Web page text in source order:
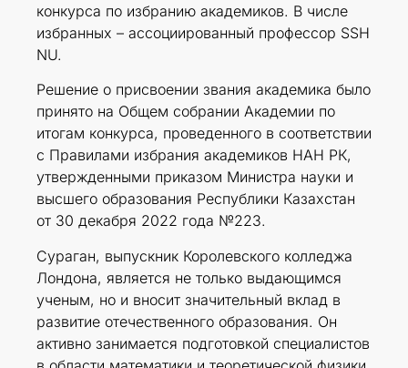
конкурса по избранию академиков. В числе
избранных – ассоциированный профессор SSH
NU.
Решение о присвоении звания академика было
принято на Общем собрании Академии по
итогам конкурса, проведенного в соответствии
с Правилами избрания академиков НАН РК,
утвержденными приказом Министра науки и
высшего образования Республики Казахстан
от 30 декабря 2022 года №223.
Сураган, выпускник Королевского колледжа
Лондона, является не только выдающимся
ученым, но и вносит значительный вклад в
развитие отечественного образования. Он
активно занимается подготовкой специалистов